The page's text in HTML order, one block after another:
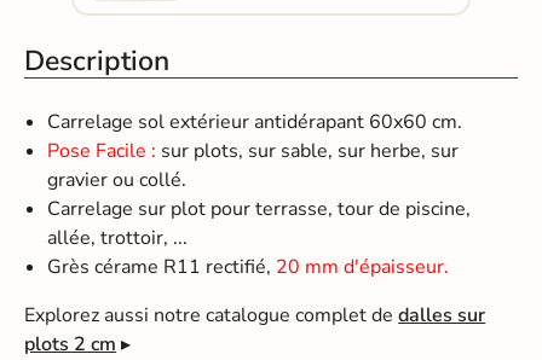
Description
Carrelage sol extérieur antidérapant 60x60 cm.
Pose Facile : sur plots, sur sable, sur herbe, sur
gravier ou collé.
Carrelage sur plot pour terrasse, tour de piscine,
allée, trottoir, ...
Grès cérame R11 rectifié, 20 mm d'épaisseur.
Explorez aussi notre catalogue complet dedalles sur
plots 2 cm ▸